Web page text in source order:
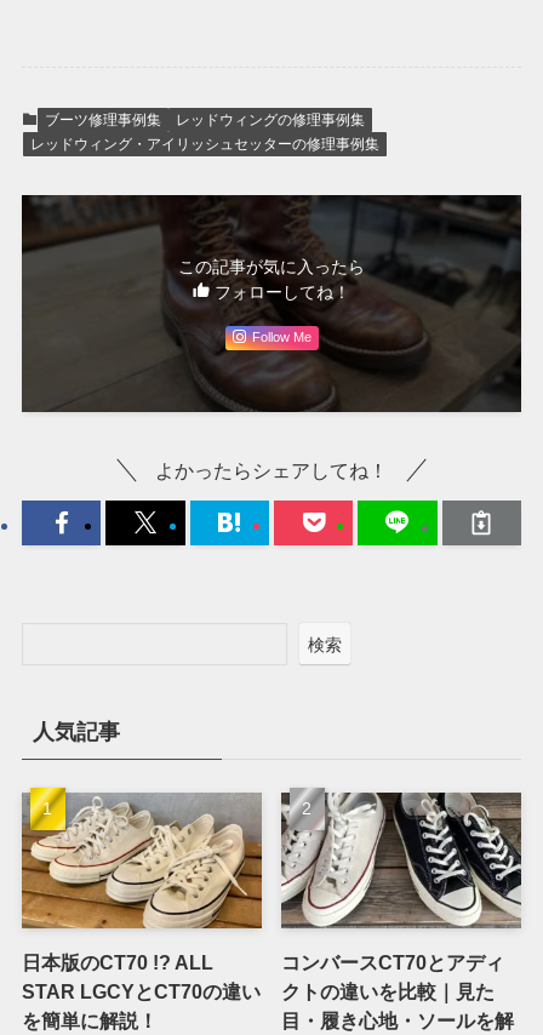
ブーツ修理事例集
レッドウィングの修理事例集
レッドウィング・アイリッシュセッターの修理事例集
この記事が気に入ったら
フォローしてね！
Follow Me
よかったらシェアしてね！
検索
人気記事
日本版のCT70 !? ALL
STAR LGCYとCT70の違い
を簡単に解説！
コンバースCT70とアディ
クトの違いを比較｜見た
目・履き心地・ソールを解